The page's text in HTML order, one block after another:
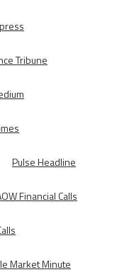
Tribune
Pulse Headline
Financial Calls
Market Minute